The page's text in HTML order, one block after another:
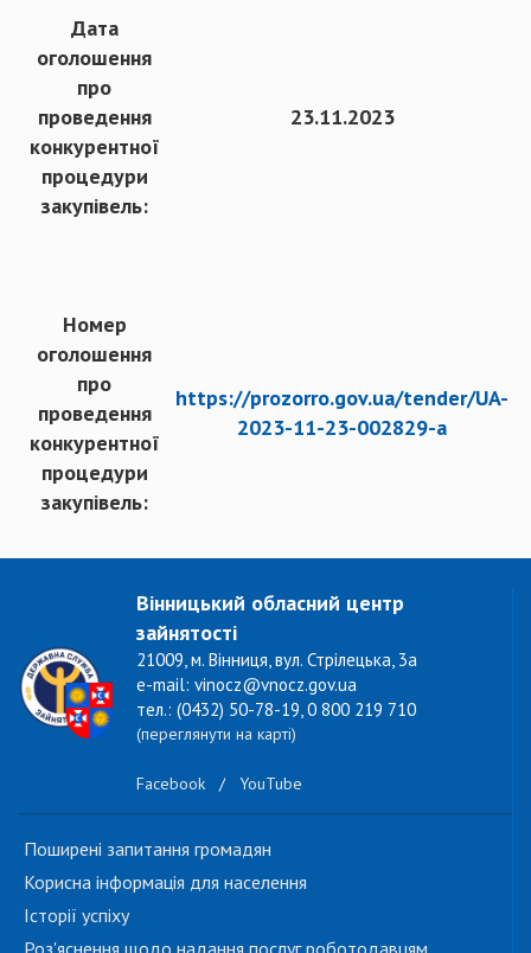
Дата
оголошення
про
проведення
конкурентної
процедури
закупівель:
23.11.2023
Номер
оголошення
про
проведення
конкурентної
процедури
закупівель:
https://prozorro.gov.ua/tender/UA-
2023-11-23-002829-a
Вінницький обласний центр
зайнятості
21009, м. Вінниця, вул. Стрілецька, 3а
e-mail: vinocz@vnocz.gov.ua
тел.: (0432) 50-78-19, 0 800 219 710
(переглянути на карті)
Facebook / YouTube
Поширені запитання громадян
Корисна інформація для населення
Історії успіху
Роз'яснення щодо надання послуг роботодавцям